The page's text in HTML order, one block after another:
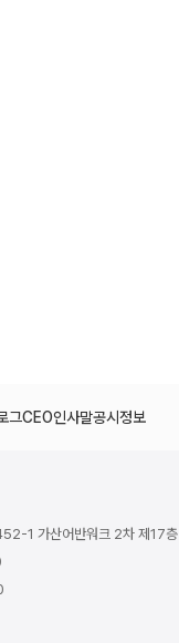
그CEO인사말공시정보
1 가산어반워크 2차 제17층